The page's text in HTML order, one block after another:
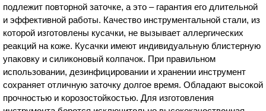
подлежит повторной заточке, а это – гарантия его длительной
и эффективной работы. Качество инструментальной стали, из
которой изготовлены кусачки, не вызывает аллергических
реакций на коже. Кусачки имеют индивидуальную блистерную
упаковку и силиконовый колпачок. При правильном
использовании, дезинфицировании и хранении инструмент
сохраняет отличную заточку долгое время. Обладают высокой
прочностью и корозостойкостью. Для изготовления